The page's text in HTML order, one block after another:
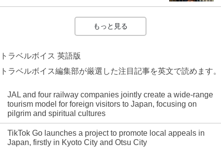
もっと見る
トラベルボイス 英語版
トラベルボイス編集部が厳選した注目記事を英文で読めます。
JAL and four railway companies jointly create a wide-range
tourism model for foreign visitors to Japan, focusing on
pilgrim and spiritual cultures
TikTok Go launches a project to promote local appeals in
Japan, firstly in Kyoto City and Otsu City